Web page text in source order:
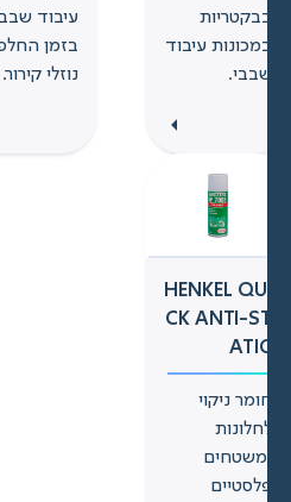
עיבוד
עיבוד שבבי
בזמן החלפת
נוזלי קירור.
HENKEL
CK ANTI-
ניקוי